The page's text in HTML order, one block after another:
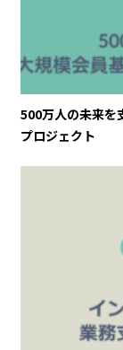
500万人の未来を
プロジェクト